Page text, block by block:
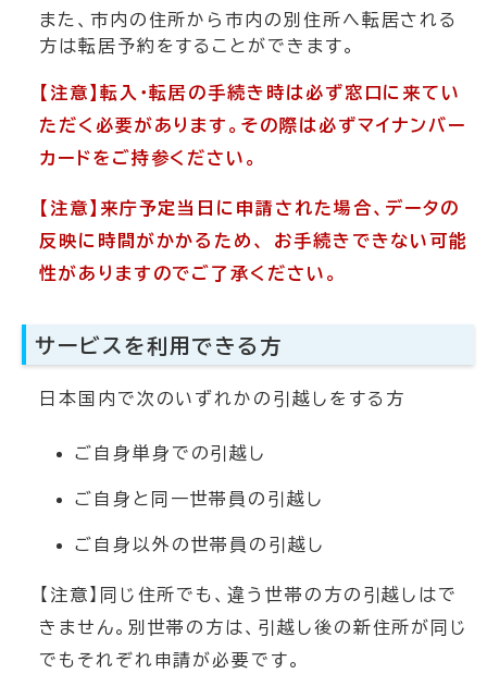
また、市内の住所から市内の別住所へ転居される
方は転居予約をすることができます。
【注意】転入・転居の手続き時は必ず窓口に来てい
ただく必要があります。その際は必ずマイナンバー
カードをご持参ください。
【注意】来庁予定当日に申請された場合、データの
反映に時間がかかるため、 お手続きできない可能
性がありますのでご了承ください。
サービスを利用できる方
日本国内で次のいずれかの引越しをする方
ご自身単身での引越し
ご自身と同一世帯員の引越し
ご自身以外の世帯員の引越し
【注意】同じ住所でも、違う世帯の方の引越しはで
きません。別世帯の方は、引越し後の新住所が同じ
でもそれぞれ申請が必要です。